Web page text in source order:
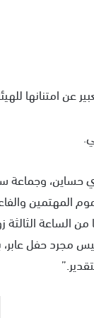
عن امتنانها
حساين،
المهتمين
مجرد حفل